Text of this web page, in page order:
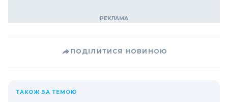
ПОДІЛИТИСЯ НОВИНОЮ
ТАКОЖ ЗА ТЕМОЮ